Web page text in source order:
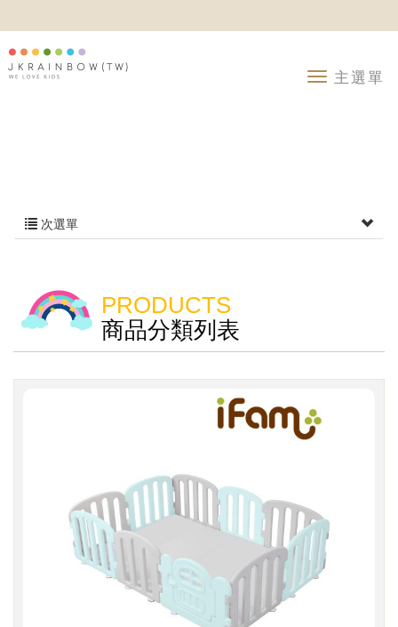
次選單
PRODUCTS
商品分類列表